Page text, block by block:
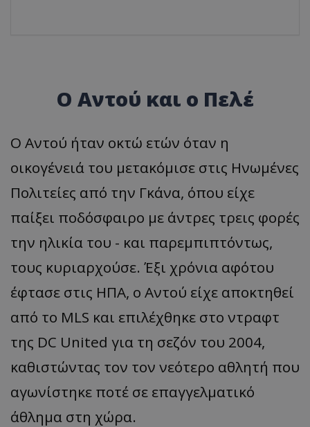
Ο Αντού και ο Πελέ
Ο Αντού ήταν οκτώ ετών όταν η
οικογένειά του μετακόμισε στις Ηνωμένες
Πολιτείες από την Γκάνα, όπου είχε
παίξει ποδόσφαιρο με άντρες τρεις φορές
την ηλικία του - και παρεμπιπτόντως,
τους κυριαρχούσε. Έξι χρόνια αφότου
έφτασε στις ΗΠΑ, ο Αντού είχε αποκτηθεί
από το MLS και επιλέχθηκε στο ντραφτ
της DC United για τη σεζόν του 2004,
καθιστώντας τον τον νεότερο αθλητή που
αγωνίστηκε ποτέ σε επαγγελματικό
άθλημα στη χώρα.